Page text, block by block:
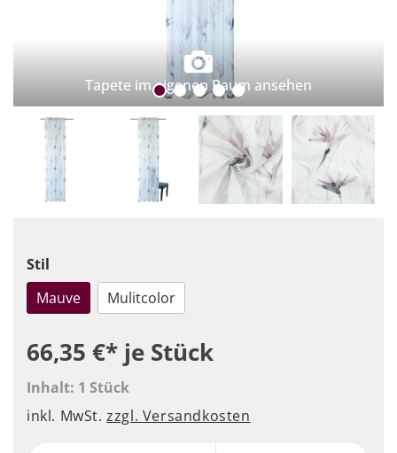
Tapete im eigenen Raum ansehen
Stil
Mauve
Mulitcolor
66,35 €* je Stück
Inhalt: 1 Stück
inkl. MwSt.zzgl. Versandkosten